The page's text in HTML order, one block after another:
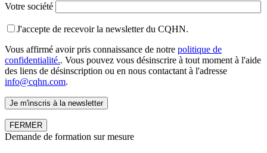
Votre société
J'accepte de recevoir la newsletter du CQHN.
Vous affirmé avoir pris connaissance de notre politique de
confidentialité.. Vous pouvez vous désinscrire à tout moment à l'aide
des liens de désinscription ou en nous contactant à l'adresse
info@cqhn.com.
FERMER
Demande de formation sur mesure